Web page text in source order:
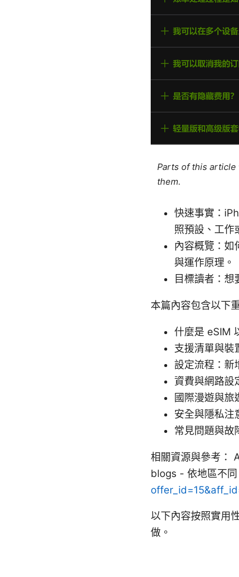
Parts of this article
them.
快速事實：
照預設、工作
內容概覽：如
與運作原理。
目標讀者：
本篇內容包含以下
什麼是 eSIM
支援清單與裝
設定流程：新
資費與網路設
國際漫遊與旅
安全與隱私注
常見問題與故
相關資源與參考：
blogs - 依地區不
以下內容按照實用
做。